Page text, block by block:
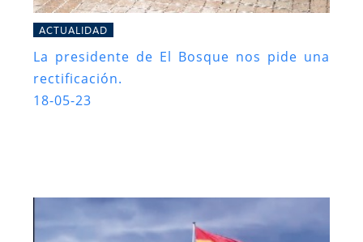
ACTUALIDAD
La presidente de El Bosque nos pide una
rectificación.
18-05-23